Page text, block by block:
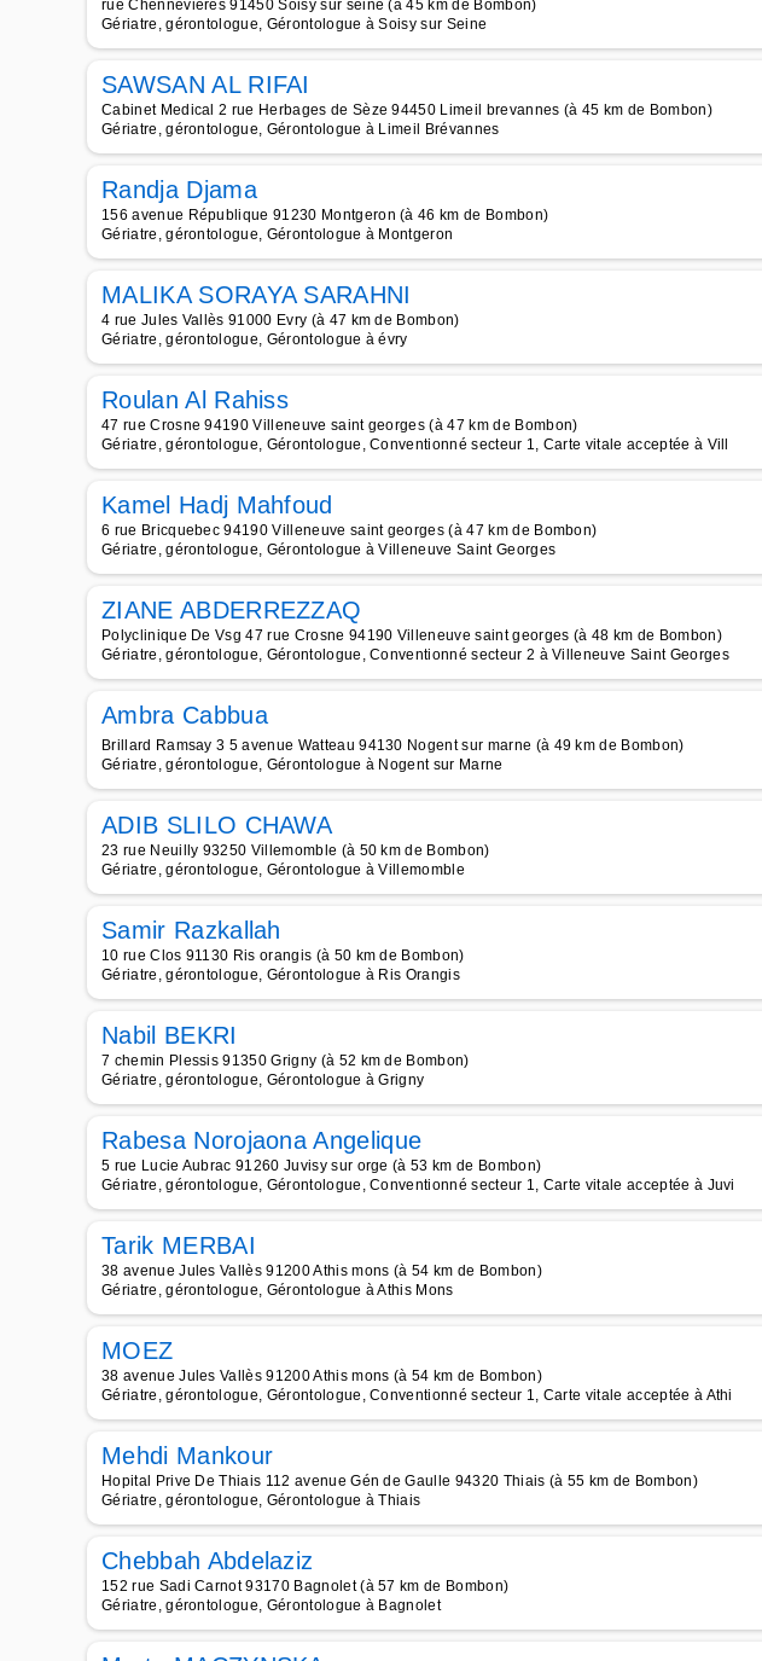
rue Chennevières 91450 Soisy sur seine (à 45 km de Bombon)
Gériatre, gérontologue, Gérontologue à Soisy sur Seine
SAWSAN AL RIFAI
Cabinet Medical 2 rue Herbages de Sèze 94450 Limeil brevannes (à 45 km de Bombon)
Gériatre, gérontologue, Gérontologue à Limeil Brévannes
Randja Djama
156 avenue République 91230 Montgeron (à 46 km de Bombon)
Gériatre, gérontologue, Gérontologue à Montgeron
MALIKA SORAYA SARAHNI
4 rue Jules Vallès 91000 Evry (à 47 km de Bombon)
Gériatre, gérontologue, Gérontologue à évry
Roulan Al Rahiss
47 rue Crosne 94190 Villeneuve saint georges (à 47 km de Bombon)
Gériatre, gérontologue, Gérontologue, Conventionné secteur 1, Carte vitale acceptée à Vill
Kamel Hadj Mahfoud
6 rue Bricquebec 94190 Villeneuve saint georges (à 47 km de Bombon)
Gériatre, gérontologue, Gérontologue à Villeneuve Saint Georges
ZIANE ABDERREZZAQ
Polyclinique De Vsg 47 rue Crosne 94190 Villeneuve saint georges (à 48 km de Bombon)
Gériatre, gérontologue, Gérontologue, Conventionné secteur 2 à Villeneuve Saint Georges
Ambra Cabbua
Brillard Ramsay 3 5 avenue Watteau 94130 Nogent sur marne (à 49 km de Bombon)
Gériatre, gérontologue, Gérontologue à Nogent sur Marne
ADIB SLILO CHAWA
23 rue Neuilly 93250 Villemomble (à 50 km de Bombon)
Gériatre, gérontologue, Gérontologue à Villemomble
Samir Razkallah
10 rue Clos 91130 Ris orangis (à 50 km de Bombon)
Gériatre, gérontologue, Gérontologue à Ris Orangis
Nabil BEKRI
7 chemin Plessis 91350 Grigny (à 52 km de Bombon)
Gériatre, gérontologue, Gérontologue à Grigny
Rabesa Norojaona Angelique
5 rue Lucie Aubrac 91260 Juvisy sur orge (à 53 km de Bombon)
Gériatre, gérontologue, Gérontologue, Conventionné secteur 1, Carte vitale acceptée à Juvi
Tarik MERBAI
38 avenue Jules Vallès 91200 Athis mons (à 54 km de Bombon)
Gériatre, gérontologue, Gérontologue à Athis Mons
MOEZ
38 avenue Jules Vallès 91200 Athis mons (à 54 km de Bombon)
Gériatre, gérontologue, Gérontologue, Conventionné secteur 1, Carte vitale acceptée à Athi
Mehdi Mankour
Hopital Prive De Thiais 112 avenue Gén de Gaulle 94320 Thiais (à 55 km de Bombon)
Gériatre, gérontologue, Gérontologue à Thiais
Chebbah Abdelaziz
152 rue Sadi Carnot 93170 Bagnolet (à 57 km de Bombon)
Gériatre, gérontologue, Gérontologue à Bagnolet